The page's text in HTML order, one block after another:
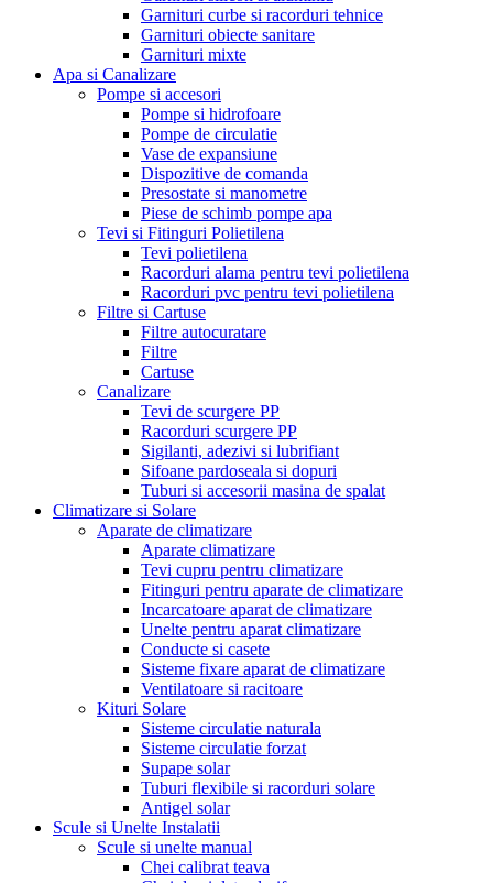
Garnituri curbe si racorduri tehnice
Garnituri obiecte sanitare
Garnituri mixte
Apa si Canalizare
Pompe si accesori
Pompe si hidrofoare
Pompe de circulatie
Vase de expansiune
Dispozitive de comanda
Presostate si manometre
Piese de schimb pompe apa
Tevi si Fitinguri Polietilena
Tevi polietilena
Racorduri alama pentru tevi polietilena
Racorduri pvc pentru tevi polietilena
Filtre si Cartuse
Filtre autocuratare
Filtre
Cartuse
Canalizare
Tevi de scurgere PP
Racorduri scurgere PP
Sigilanti, adezivi si lubrifiant
Sifoane pardoseala si dopuri
Tuburi si accesorii masina de spalat
Climatizare si Solare
Aparate de climatizare
Aparate climatizare
Tevi cupru pentru climatizare
Fitinguri pentru aparate de climatizare
Incarcatoare aparat de climatizare
Unelte pentru aparat climatizare
Conducte si casete
Sisteme fixare aparat de climatizare
Ventilatoare si racitoare
Kituri Solare
Sisteme circulatie naturala
Sisteme circulatie forzat
Supape solar
Tuburi flexibile si racorduri solare
Antigel solar
Scule si Unelte Instalatii
Scule si unelte manual
Chei calibrat teava